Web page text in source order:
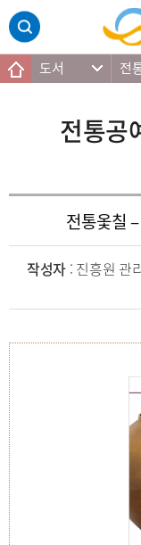
도서 전
전통공
전통옻칠
작성자 : 진흥원 관